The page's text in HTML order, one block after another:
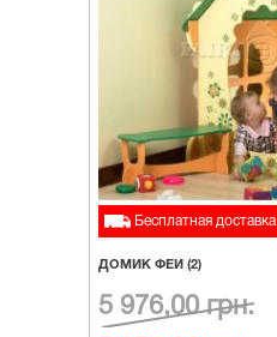
Бесплатная доставка
ДОМИК ФЕИ (2)
5 976,00 грн.